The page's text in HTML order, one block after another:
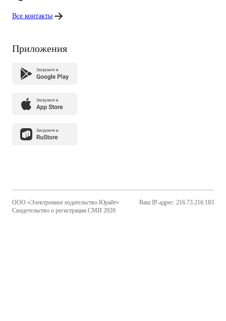
Все контакты
Приложения
ООО «Электронное издательство Юрайт»
Свидетельство о регистрации СМИ 2020
Ваш IP-адрес: 216.73.216.183